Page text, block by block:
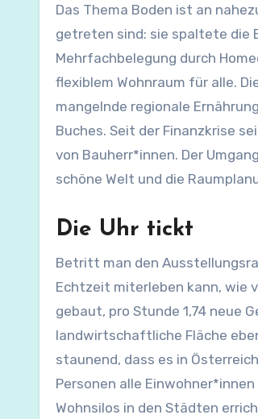
Das Thema Boden ist an
getreten sind: sie spaltete die
Mehrfachbelegung durch
flexiblem Wohnraum für alle.
mangelnde regionale
Buches. Seit der Finanzkrise
von Bauherr*innen. Der
schöne Welt und die
Die Uhr tickt
Betritt man den
Echtzeit miterleben kann, wie
gebaut, pro Stunde 1,74 neue
landwirtschaftliche Fläche
staunend, dass es in
Personen alle
Wohnsilos in den Städten